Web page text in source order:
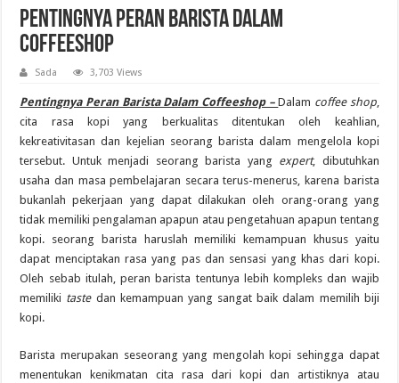
Pentingnya Peran Barista Dalam
Coffeeshop
Sada 3,703 Views
Pentingnya Peran Barista Dalam Coffeeshop –Dalam coffee shop,
cita rasa kopi yang berkualitas ditentukan oleh keahlian,
kekreativitasan dan kejelian seorang barista dalam mengelola kopi
tersebut. Untuk menjadi seorang barista yang expert, dibutuhkan
usaha dan masa pembelajaran secara terus-menerus, karena barista
bukanlah pekerjaan yang dapat dilakukan oleh orang-orang yang
tidak memiliki pengalaman apapun atau pengetahuan apapun tentang
kopi. seorang barista haruslah memiliki kemampuan khusus yaitu
dapat menciptakan rasa yang pas dan sensasi yang khas dari kopi.
Oleh sebab itulah, peran barista tentunya lebih kompleks dan wajib
memiliki tastedan kemampuan yang sangat baik dalam memilih biji
kopi.
Barista merupakan seseorang yang mengolah kopi sehingga dapat
menentukan kenikmatan cita rasa dari kopi dan artistiknya atau